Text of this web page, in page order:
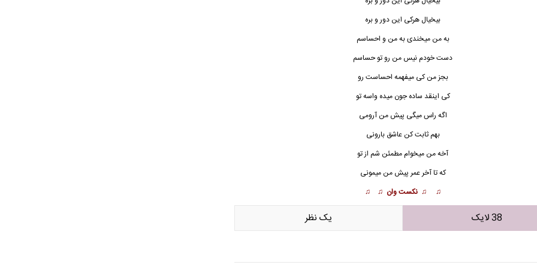
بیخیال هرکی این دور و بره
به من میخندی به من و احساسم
دست خودم نیس من رو تو حساسم
بجز من کی میفهمه احساست رو
کی اینقد ساده جون میده واسه تو
اگه راس میگی پیش من آرومی
بهم ثابت کن عاشق بارونی
آخه من میخوام مطمئن شم از تو
که تا آخر عمر پیش من میمونی
♫ ♫ نکست وان ♫ ♫
38 لایک يک نظر